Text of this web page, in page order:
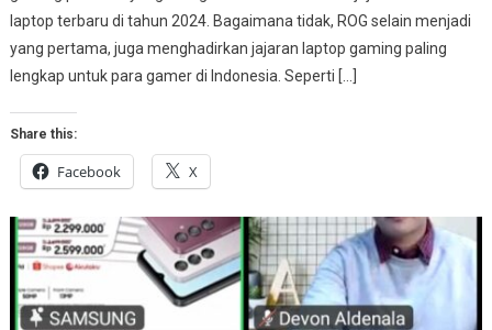
laptop terbaru di tahun 2024. Bagaimana tidak, ROG selain menjadi
yang pertama, juga menghadirkan jajaran laptop gaming paling
lengkap untuk para gamer di Indonesia. Seperti […]
Share this:
Facebook X